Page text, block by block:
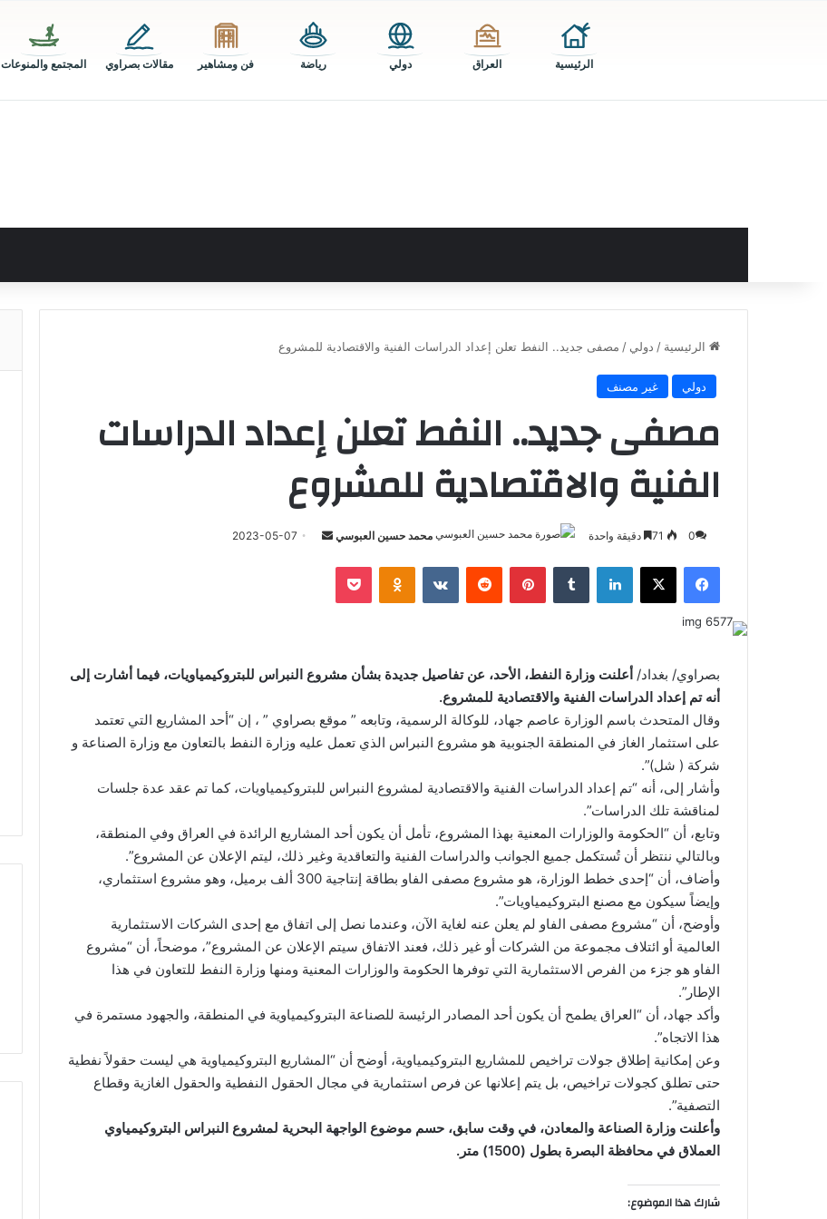
الرئيسية العراق دولي رياضة فن ومشاهير مقالات بصراوي المجتمع والمنوعات
الرئيسية / دولي / مصفى جديد.. النفط تعلن إعداد الدراسات الفنية والاقتصادية للمشروع
دولي غير مصنف
مصفى جديد.. النفط تعلن إعداد الدراسات
الفنية والاقتصادية للمشروع
محمد حسين العبوسي
أرسل 2023-05-07 0 دقيقة واحدة
فيسبوك ‫X لينكدإن بينتيريست Odnoklassniki
‫Pocket
بصراوي/ بغداد/ أعلنت وزارة النفط، الأحد، عن تفاصيل جديدة بشأن مشروع النبراس للبتروكيمياويات، فيما أشارت إلى
أنه تم إعداد الدراسات الفنية والاقتصادية للمشروع.
وقال المتحدث باسم الوزارة عاصم جهاد، للوكالة الرسمية، وتابعه ” موقع بصراوي ” ، إن “أحد المشاريع التي تعتمد
على استثمار الغاز في المنطقة الجنوبية هو مشروع النبراس الذي تعمل عليه وزارة النفط بالتعاون مع وزارة الصناعة و
شركة ( شل)”.
وأشار إلى، أنه “تم إعداد الدراسات الفنية والاقتصادية لمشروع النبراس للبتروكيمياويات، كما تم عقد عدة جلسات
لمناقشة تلك الدراسات”.
وتابع، أن “الحكومة والوزارات المعنية بهذا المشروع، تأمل أن يكون أحد المشاريع الرائدة في العراق وفي المنطقة،
وبالتالي ننتظر أن تُستكمل جميع الجوانب والدراسات الفنية والتعاقدية وغير ذلك، ليتم الإعلان عن المشروع”.
وأضاف، أن “إحدى خطط الوزارة، هو مشروع مصفى الفاو بطاقة إنتاجية 300 ألف برميل، وهو مشروع استثماري،
وإيضاً سيكون مع مصنع البتروكيمياويات”.
وأوضح، أن “مشروع مصفى الفاو لم يعلن عنه لغاية الآن، وعندما نصل إلى اتفاق مع إحدى الشركات الاستثمارية
العالمية أو ائتلاف مجموعة من الشركات أو غير ذلك، فعند الاتفاق سيتم الإعلان عن المشروع”، موضحاً، أن “مشروع
الفاو هو جزء من الفرص الاستثمارية التي توفرها الحكومة والوزارات المعنية ومنها وزارة النفط للتعاون في هذا
الإطار”.
وأكد جهاد، أن “العراق يطمح أن يكون أحد المصادر الرئيسة للصناعة البتروكيمياوية في المنطقة، والجهود مستمرة في
هذا الاتجاه”.
وعن إمكانية إطلاق جولات تراخيص للمشاريع البتروكيمياوية، أوضح أن “المشاريع البتروكيمياوية هي ليست حقولاً نفطية
حتى تطلق كجولات تراخيص، بل يتم إعلانها عن فرص استثمارية في مجال الحقول النفطية والحقول الغازية وقطاع
التصفية”.
وأعلنت وزارة الصناعة والمعادن، في وقت سابق، حسم موضوع الواجهة البحرية لمشروع النبراس البتروكيمياوي
العملاق في محافظة البصرة بطول (1500) متر.
شارك هذا الموضوع: